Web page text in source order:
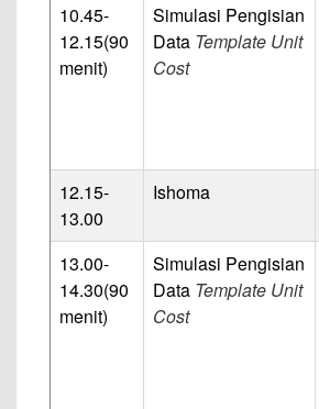
10.45-
12.15(90
menit)
Simulasi Pengisian
Data Template Unit
Cost
12.15-
13.00
Ishoma
13.00-
14.30(90
menit)
Simulasi Pengisian
Data Template Unit
Cost